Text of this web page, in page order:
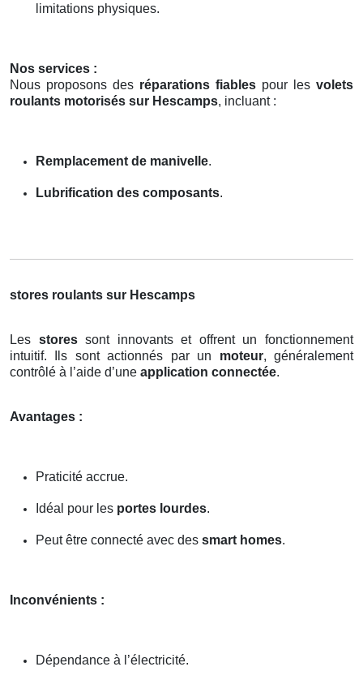
limitations physiques.
Nos services :
Nous proposons des réparations fiables pour les volets
roulants motorisés sur Hescamps, incluant :
Remplacement de manivelle.
Lubrification des composants.
stores roulants sur Hescamps
Les storessont innovants et offrent un fonctionnement
intuitif. Ils sont actionnés par un moteur, généralement
contrôlé à l’aide d’une application connectée.
Avantages :
Praticité accrue.
Idéal pour les portes lourdes.
Peut être connecté avec des smart homes.
Inconvénients :
Dépendance à l’électricité.